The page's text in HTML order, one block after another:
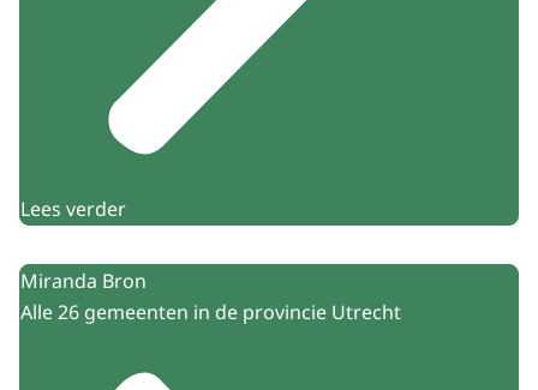
Lees verder
Miranda Bron
Alle 26 gemeenten in de provincie Utrecht